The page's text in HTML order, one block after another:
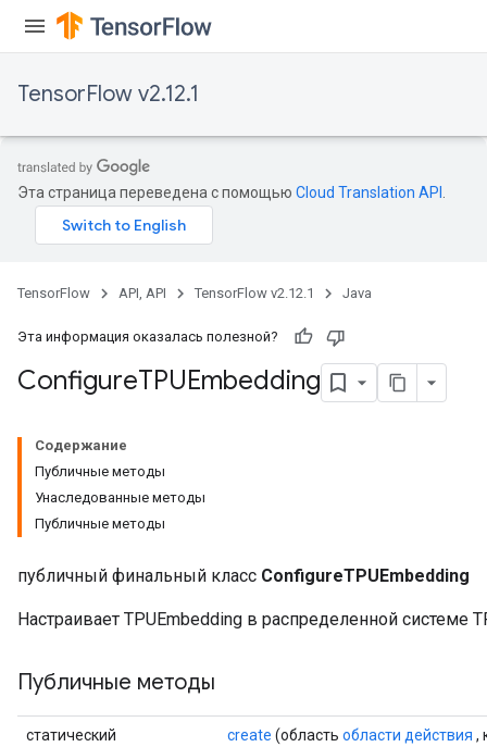
TensorFlow v2.12.1
Эта страница переведена с помощью Cloud Translation API
TensorFlow API, API TensorFlow v2.12.1 Java
Эта информация оказалась полезной?
ConfigureTPUEmbedding
Содержание
Публичные методы
Унаследованные методы
Публичные методы
публичный финальный класс ConfigureTPUEmbedding
Настраивает TPUEmbedding в распределенной системе
Публичные методы
статический
create (область области действия ,